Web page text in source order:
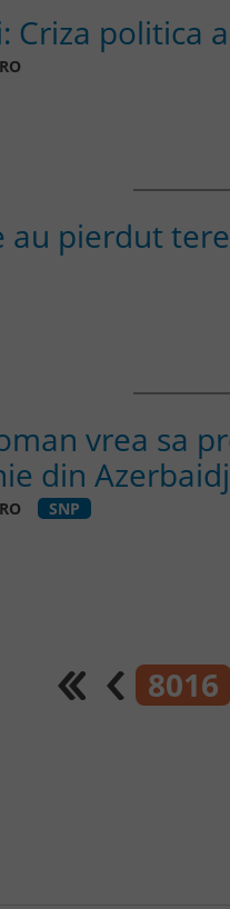
Criza politica
au pierdut
vrea sa
din
SNP
8016